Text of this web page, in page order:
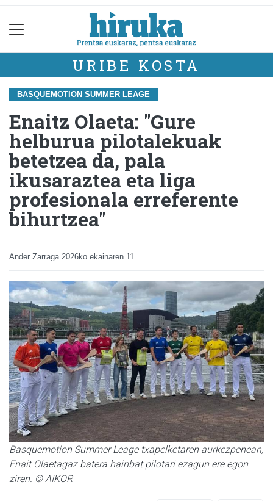
URIBE KOSTA
BASQUEMOTION SUMMER LEAGE
Enaitz Olaeta: "Gure
helburua pilotalekuak
betetzea da, pala
ikusaraztea eta liga
profesionala erreferente
bihurtzea"
Ander Zarraga 2026ko ekainaren 11
Basquemotion Summer Leage txapelketaren aurkezpenean,
Enait Olaetagaz batera hainbat pilotari ezagun ere egon
ziren. © AIKOR